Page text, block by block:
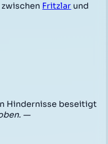
zwischen Fritzlar und
Hindernisse beseitigt
—